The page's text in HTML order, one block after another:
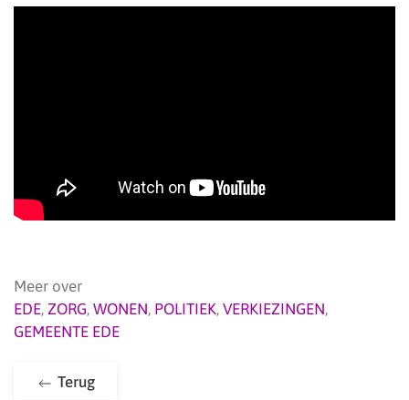
Meer over
EDE, ZORG, WONEN, POLITIEK, VERKIEZINGEN,
GEMEENTE EDE
Terug